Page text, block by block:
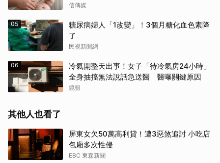
信傳媒
05
糖尿病婦人「1改變」！3個月糖化血色素降
了
民視新聞網
06
冷氣開整天出事！女子「待冷氣房24小時」
全身抽搐無法說話急送醫 醫曝關鍵原因
鏡報
其他人也看了
屏東女欠50萬高利貸！遭3惡煞追討 小吃店
包廂多次性侵
EBC 東森新聞